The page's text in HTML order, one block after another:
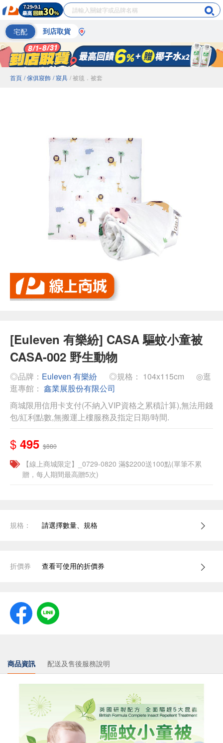
宅配 到店取貨
首頁 / 傢俱寢飾 / 寢具 / 被毯．被套
[Euleven 有樂紛] CASA 驅蚊小童被
CASA-002 野生動物
◎品牌： Euleven 有樂紛 ◎規格： 104x115cm
◎逛
逛專館： 鑫業展股份有限公司
商城限用信用卡支付(不納入VIP資格之累積計算),無法用錢
包/紅利點數,無搬運上樓服務及指定日期/時間.
$ 495 $880
【線上商城限定】_0729-0820 滿$2200送100點(單筆不累
贈，每人期間最高贈5次)
規格： 請選擇數量、規格
折價券 查看可使用的折價券
商品資訊 配送及售後服務說明